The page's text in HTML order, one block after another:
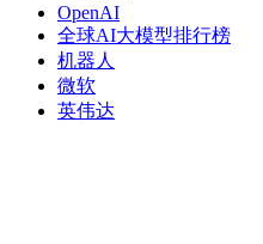
OpenAI
全球AI大模型排行榜
机器人
微软
英伟达